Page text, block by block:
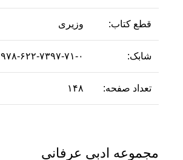
قطع کتاب: وزیری
شابک: ۹۷۸-۶۲۲-۷۳۹۷-۷۱-۰
تعداد صفحه: ۱۴۸
مجموعه ادبی عرفانی